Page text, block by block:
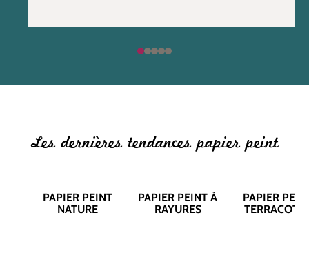
Les dernières tendances papier peint
PAPIER PEINT
NATURE
PAPIER PEINT À
RAYURES
PAPIER